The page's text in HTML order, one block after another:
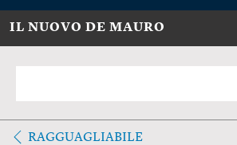
IL NUOVO DE MAURO
RAGGUAGLIABILE